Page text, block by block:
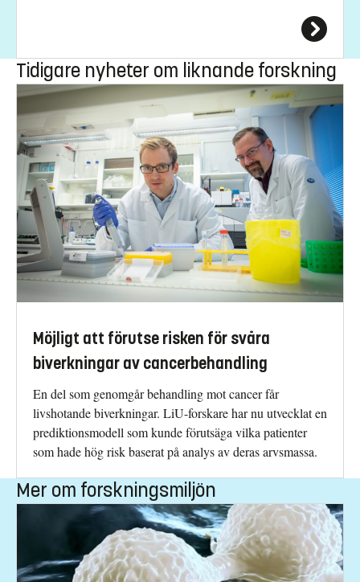
Tidigare nyheter om liknande forskning
Möjligt att förutse risken för svåra
biverkningar av cancerbehandling
En del som genomgår behandling mot cancer får
livshotande biverkningar. LiU-forskare har nu utvecklat en
prediktionsmodell som kunde förutsäga vilka patienter
som hade hög risk baserat på analys av deras arvsmassa.
Mer om forskningsmiljön